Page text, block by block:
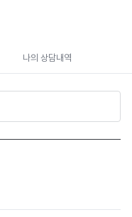
나의 상담내역